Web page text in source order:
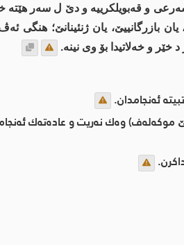
و قەبویلکرییە و دێ ل سەر هێتە
بازرگانییێ، یان ژنئینانێ؛ هنگی
و خه‌لاتیدا بۆ وی نینە.
ئه‌نجامدان.
وه‌ك نه‌ریت و عاده‌ته‌ك